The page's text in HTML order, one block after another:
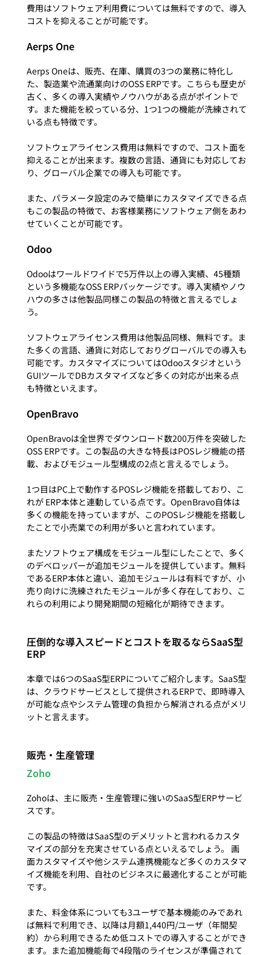
費用はソフトウェア利用費については無料ですので、導入
Aerps One
Aerps Oneは、販売、在庫、購買の3つの業務に特化し
た、製造業や流通業向けのOSS ERPです。こちらも歴史が
古く、多くの導入実績やノウハウがある点がポイントで
す。また機能を絞っている分、1つ1つの機能が洗練されて
いる点も特徴です。
ソフトウェアライセンス費用は無料ですので、コスト面を
抑えることが出来ます。複数の言語、通貨にも対応してお
り、グローバル企業での導入も可能です。
また、パラメータ設定のみで簡単にカスタマイズできる点
もこの製品の特徴で、お客様業務にソフトウェア側をあわ
Odoo
Odooはワールドワイドで5万件以上の導入実績、45種類
という多機能なOSS ERPパッケージです。導入実績やノウ
ハウの多さは他製品同様この製品の特徴と言えるでしょ
う。
ソフトウェアライセンス費用は他製品同様、無料です。ま
た多くの言語、通貨に対応しておりグローバルでの導入も
可能です。カスタマイズについてはOdooスタジオという
GUIツールでDBカスタマイズなど多くの対応が出来る点
OpenBravo
OpenBravoは全世界でダウンロード数200万件を突破した
OSS ERPです。この製品の大きな特長はPOSレジ機能の搭
載、およびモジュール型構成の2点と言えるでしょう。
1つ目はPC上で動作するPOSレジ機能を搭載しており、こ
れが ERP本体と連動している点です。OpenBravo自体は
多くの機能を持っていますが、このPOSレジ機能を搭載し
たことで小売業での利用が多いと言われています。
またソフトウェア構成をモジュール型にしたことで、多く
のデベロッパーが追加モジュールを提供しています。無料
であるERP本体と違い、追加モジュールは有料ですが、小
売り向けに洗練されたモジュールが多く存在しており、こ
圧倒的な導入スピードとコストを取るならSaaS型
ERP
本章では6つのSaaS型ERPについてご紹介します。SaaS型
は、クラウドサービスとして提供されるERPで、即時導入
が可能な点やシステム管理の負担から解消される点がメリ
販売・生産管理
Zoho
Zohoは、主に販売・生産管理に強いのSaaS型ERPサービ
スです。
この製品の特徴はSaaS型のデメリットと言われるカスタ
マイズの部分を充実させている点といえるでしょう。 画
面カスタマイズや他システム連携機能など多くのカスタマ
イズ機能を利用、自社のビジネスに最適化することが可能
です。
また、料金体系についても3ユーザで基本機能のみであれ
ば無料で利用でき、以降は月額1,440円/ユーザ（年間契
約）から利用できるため低コストでの導入することができ
ます。また追加機能毎で4段階のライセンスが準備されて